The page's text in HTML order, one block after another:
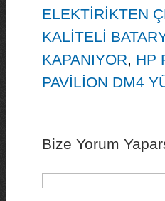
ELEKTİRİKTEN
KALİTELİ
KAPANIYOR, HP
PAVİLİON DM4
Bize Yorum